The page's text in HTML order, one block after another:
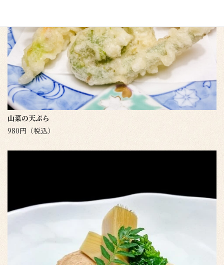
山菜の天ぷら
980円（税込）